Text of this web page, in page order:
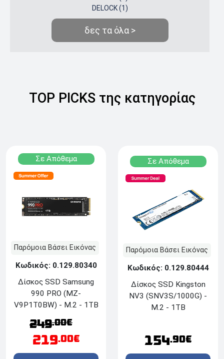
DELOCK (1)
δες τα όλα >
TOP PICKS της κατηγορίας
Σε Απόθεμα
Παρόμοια Βάσει Εικόνας
Κωδικός: 0.129.80340
Δίσκος SSD Samsung
990 PRO (MZ-
V9P1T0BW) - M.2 - 1TB
249.00€
219.00€
Σε Απόθεμα
Παρόμοια Βάσει Εικόνας
Κωδικός: 0.129.80444
Δίσκος SSD Kingston
NV3 (SNV3S/1000G) -
M.2 - 1TB
154.90€